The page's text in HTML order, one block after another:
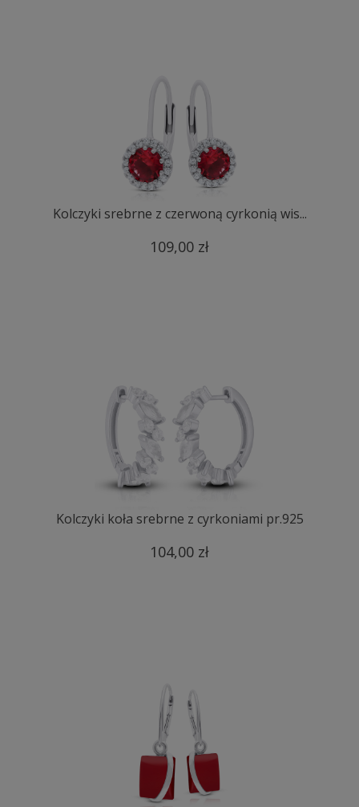
Kolczyki srebrne z czerwoną cyrkonią wis...
109,00 zł
Kolczyki koła srebrne z cyrkoniami pr.925
104,00 zł